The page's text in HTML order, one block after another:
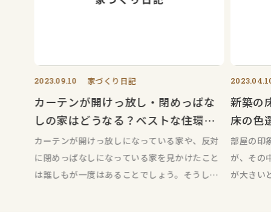
2023.09.10 家づくり日記
カーテンが開けっ放し・閉めっぱな
しの家はどうなる？ベストな住環境
のために！
カーテンが開けっ放しになっている家や、反対
に閉めっぱなしになっている家を見かけたこと
は誰しもが一度はあることでしょう。そうした
新築の
床の色
部屋の印
が、その
が大きい